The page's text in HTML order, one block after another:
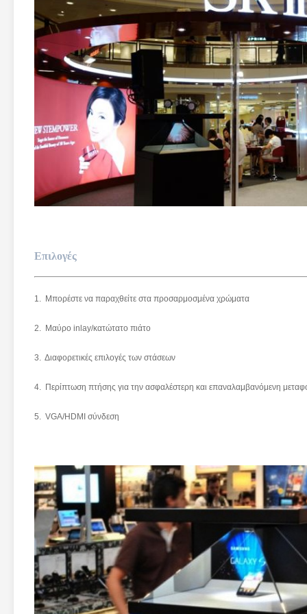
1. Μπορέστε να παραχθείτε στα προσαρμοσμένα χρώματα
2. Μαύρο inlay/κατώτατο πιάτο
3. Διαφορετικές επιλογές των στάσεων
4. Περίπτωση πτήσης για την ασφαλέστερη και επαναλαμβανόμενη
5. VGA/HDMI σύνδεση